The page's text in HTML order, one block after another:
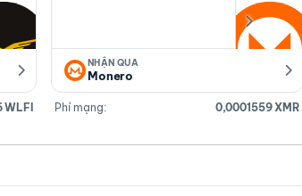
WLFI
NHẬN QUA
Monero
Phí mạng: 0,0001559 XMR